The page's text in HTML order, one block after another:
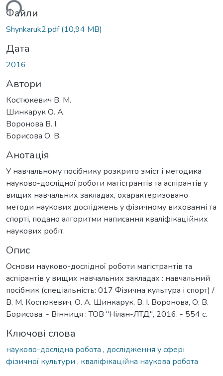
Файли
Shynkaruk2.pdf(10,94 MB)
Дата
2016
Автори
Костюкевич В. М.
Шинкарук О. А.
Воронова В. І.
Борисова О. В.
Анотація
У навчальному посібнику розкрито зміст і методика
науково-дослідної роботи магістрантів та аспірантів у
вищих навчальних закладах, охарактеризовано
методи наукових досліджень у фізичному вихованні та
спорті, подано алгоритми написання кваліфікаційних
наукових робіт.
Опис
Основи науково-дослідної роботи магістрантів та
аспірантів у вищих навчальних закладах : навчальний
посібник (спеціальність: 017 Фізична культура і спорт) /
В. М. Костюкевич, О. А. Шинкарук, В. І. Воронова, О. В.
Борисова. - Вінниця : ТОВ "Нілан-ЛТД", 2016. - 554 с.
Ключові слова
науково-дослідна робота , дослідження у сфері
фізичної культури , кваліфікаційна наукова робота